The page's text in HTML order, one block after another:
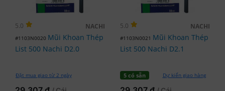
5.0 NACHI
#1103N0020 Mũi Khoan Thép
List 500 Nachi D2.0
Đặt mua giao từ 2 ngày
5.0 NACHI
#1103N0021 Mũi Khoan Thép
List 500 Nachi D2.1
5 có sẵn Dự kiến giao hàng